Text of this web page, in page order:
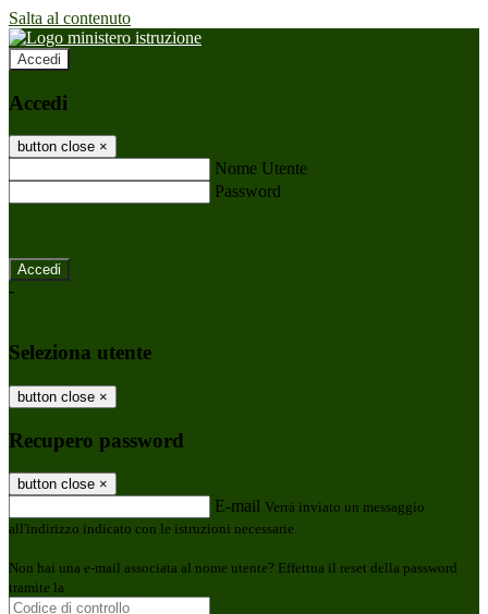
Salta al contenuto
Accedi
Accedi
button close ×
Nome Utente
Password
-
Seleziona utente
button close ×
Recupero password
button close ×
E-mail Verrà inviato un messaggio
all'indirizzo indicato con le istruzioni necessarie.
Non hai una e-mail associata al nome utente? Effettua il reset della password
tramite la